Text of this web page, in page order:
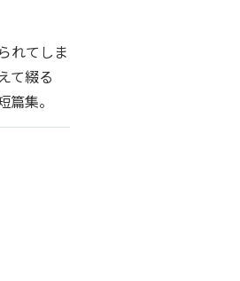
れてしま
て綴る
集。